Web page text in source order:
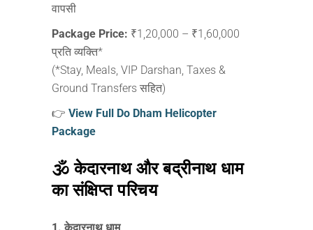
वापसी
Package Price: ₹1,20,000 – ₹1,60,000
प्रति व्यक्ति*
(*Stay, Meals, VIP Darshan, Taxes &
Ground Transfers सहित)
👉 View Full Do Dham Helicopter
Package
🕉️ केदारनाथ और बद्रीनाथ धाम
का संक्षिप्त परिचय